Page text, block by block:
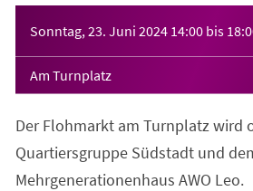
Sonntag, 23. Juni 2024 14:00 bis
Am Turnplatz
Der Flohmarkt am Turnplatz wird
Quartiersgruppe Südstadt und
Mehrgenerationenhaus AWO Leo.